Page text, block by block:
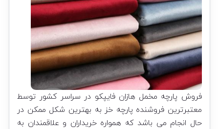
فروش پارچه مخمل هازان فایپکو در سراسر کشور توسط
معتبرترین فروشنده پارچه خز به بهترین شکل ممکن در
حال انجام می باشد که همواره خریداران و علاقمندان به